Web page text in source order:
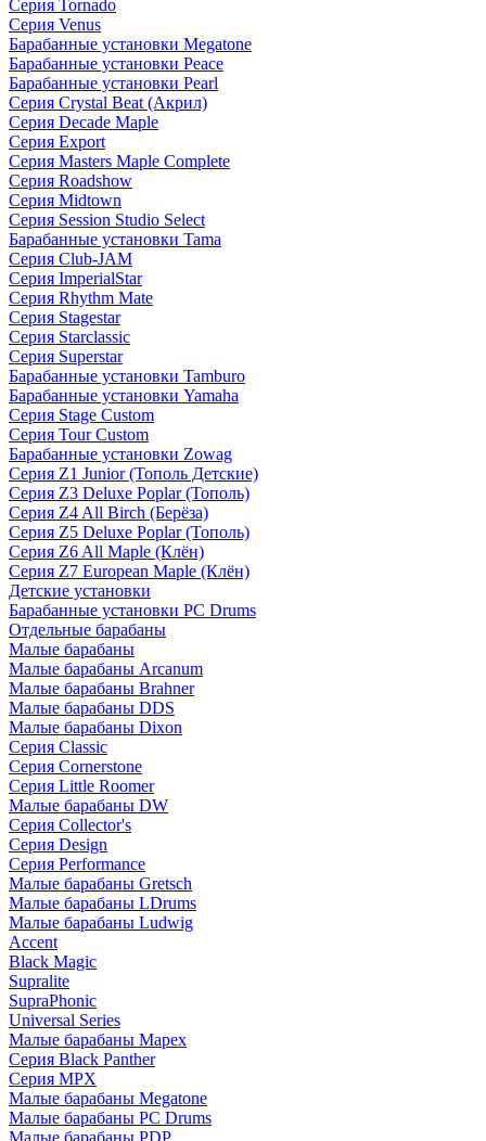
Серия Tornado
Серия Venus
Барабанные установки Megatone
Барабанные установки Peace
Барабанные установки Pearl
Серия Crystal Beat (Акрил)
Серия Decade Maple
Серия Export
Серия Masters Maple Complete
Серия Roadshow
Серия Midtown
Серия Session Studio Select
Барабанные установки Tama
Серия Club-JAM
Серия ImperialStar
Серия Rhythm Mate
Серия Stagestar
Серия Starclassic
Серия Superstar
Барабанные установки Tamburo
Барабанные установки Yamaha
Серия Stage Custom
Серия Tour Custom
Барабанные установки Zowag
Серия Z1 Junior (Тополь Детские)
Серия Z3 Deluxe Poplar (Тополь)
Серия Z4 All Birch (Берёза)
Серия Z5 Deluxe Poplar (Тополь)
Серия Z6 All Maple (Клён)
Серия Z7 European Maple (Клён)
Детские установки
Барабанные установки PC Drums
Отдельные барабаны
Малые барабаны
Малые барабаны Arcanum
Малые барабаны Brahner
Малые барабаны DDS
Малые барабаны Dixon
Серия Classic
Серия Cornerstone
Серия Little Roomer
Малые барабаны DW
Серия Collector's
Серия Design
Серия Performance
Малые барабаны Gretsch
Малые барабаны LDrums
Малые барабаны Ludwig
Accent
Black Magic
Supralite
SupraPhonic
Universal Series
Малые барабаны Mapex
Серия Black Panther
Серия MPX
Малые барабаны Megatone
Малые барабаны PC Drums
Малые барабаны PDP